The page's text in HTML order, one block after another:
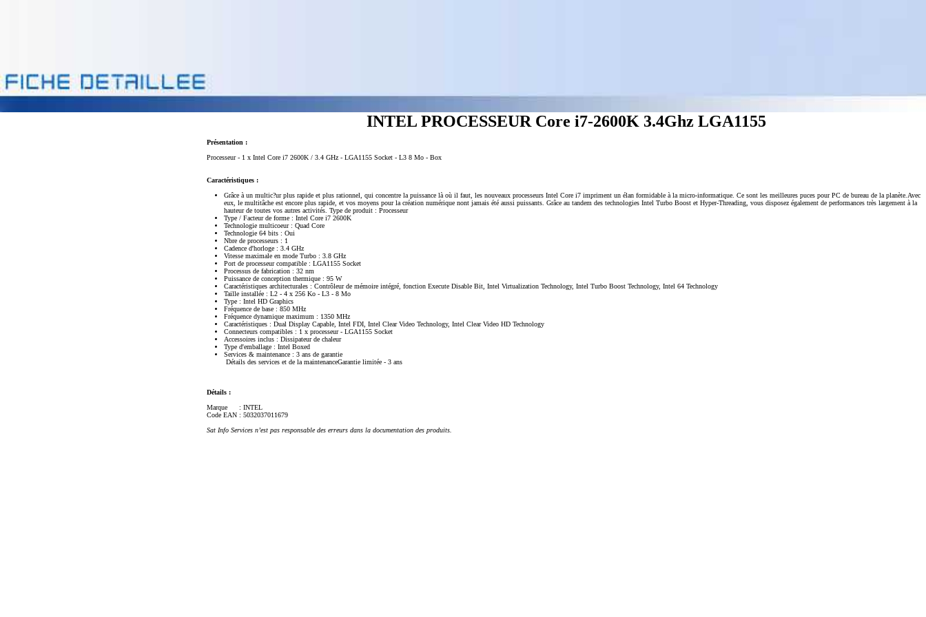
INTEL PROCESSEUR Core i7-2600K 3.4Ghz LGA1155
Présentation :
Processeur - 1 x Intel Core i7 2600K / 3.4 GHz - LGA1155 Socket - L3 8 Mo - Box
Caractéristiques :
Grâce à un multic?ur plus rapide et plus rationnel, qui concentre la puissance là où il faut, les nouveaux processeurs Intel Core i7 impriment un élan formidable à la micro-informatique. Ce sont les meilleures puces pour PC de bureau de la planète.Avec
eux, le multitâche est encore plus rapide, et vos moyens pour la création numérique nont jamais été aussi puissants. Grâce au tandem des technologies Intel Turbo Boost et Hyper-Threading, vous disposez également de performances très largement à la
hauteur de toutes vos autres activités. Type de produit : Processeur
Type / Facteur de forme : Intel Core i7 2600K
Technologie multicoeur : Quad Core
Technologie 64 bits : Oui
Nbre de processeurs : 1
Cadence d'horloge : 3.4 GHz
Vitesse maximale en mode Turbo : 3.8 GHz
Port de processeur compatible : LGA1155 Socket
Processus de fabrication : 32 nm
Puissance de conception thermique : 95 W
Caractéristiques architecturales : Contrôleur de mémoire intégré, fonction Execute Disable Bit, Intel Virtualization Technology, Intel Turbo Boost Technology, Intel 64 Technology
Taille installée : L2 - 4 x 256 Ko - L3 - 8 Mo
Type : Intel HD Graphics
Fréquence de base : 850 MHz
Fréquence dynamique maximum : 1350 MHz
Caractéristiques : Dual Display Capable, Intel FDI, Intel Clear Video Technology, Intel Clear Video HD Technology
Connecteurs compatibles : 1 x processeur - LGA1155 Socket
Accessoires inclus : Dissipateur de chaleur
Type d'emballage : Intel Boxed
Services & maintenance : 3 ans de garantie
Détails des services et de la maintenanceGarantie limitée - 3 ans
Détails :
Marque
: INTEL
Code EAN : 5032037011679
Sat Info Services n’est pas responsable des erreurs dans la documentation des produits.